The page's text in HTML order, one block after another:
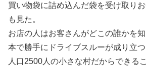
買い物袋に詰め込んだ袋を受け取り
も見た。
お店の人はお客さんがどこの誰かを
本で勝手にドライブスルーが成り立つ
人口2500人の小さな村だからできる